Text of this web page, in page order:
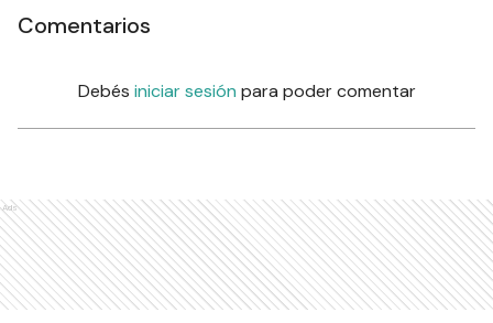
Comentarios
Debés iniciar sesión para poder comentar
Ads